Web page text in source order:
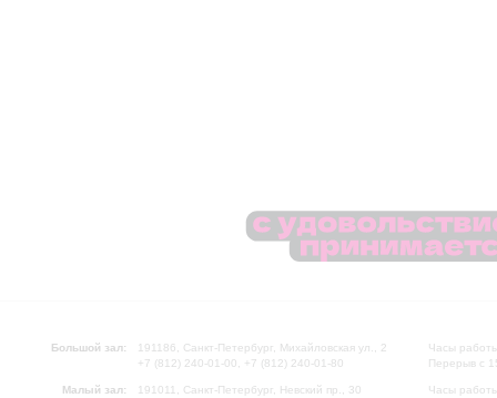
Большой зал:
191186, Санкт-Петербург, Михайловская ул., 2
+7 (812) 240-01-00, +7 (812) 240-01-80
Малый зал:
191011, Санкт-Петербург, Невский пр., 30
Часы
Перерыв с
Часы